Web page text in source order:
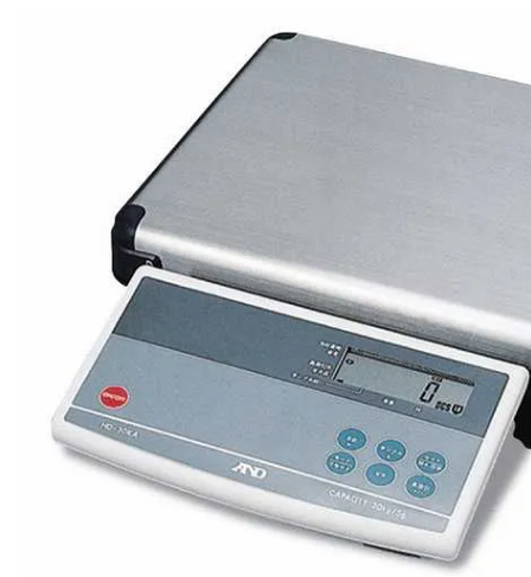
長さ測定器
濃度・環境測定
色々な計測器
レベル・勾配測定